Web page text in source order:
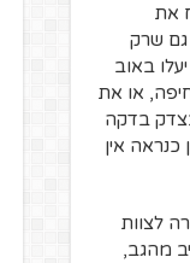
ב2019, כאשר קיפח את
אחרי הדקה ה30 ולאחר מכן גם שרק
הלכת יעלו באוב
או את
שלא בצדק בדקה
אין
לצוות
מהגב,